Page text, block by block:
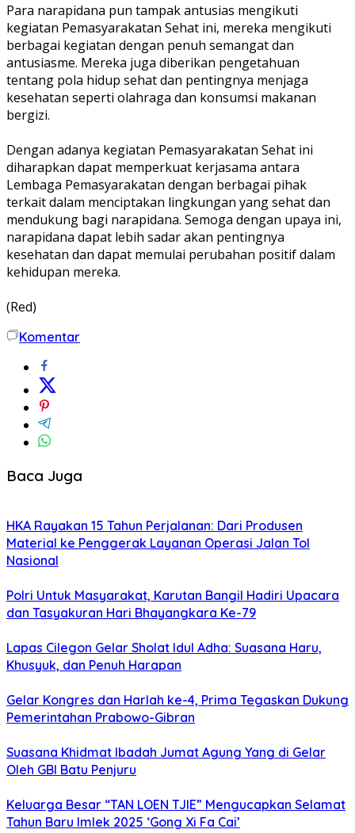
Para narapidana pun tampak antusias mengikuti
kegiatan Pemasyarakatan Sehat ini, mereka mengikuti
berbagai kegiatan dengan penuh semangat dan
antusiasme. Mereka juga diberikan pengetahuan
tentang pola hidup sehat dan pentingnya menjaga
kesehatan seperti olahraga dan konsumsi makanan
bergizi.
Dengan adanya kegiatan Pemasyarakatan Sehat ini
diharapkan dapat memperkuat kerjasama antara
Lembaga Pemasyarakatan dengan berbagai pihak
terkait dalam menciptakan lingkungan yang sehat dan
mendukung bagi narapidana. Semoga dengan upaya ini,
narapidana dapat lebih sadar akan pentingnya
kesehatan dan dapat memulai perubahan positif dalam
kehidupan mereka.
(Red)
Komentar
Baca Juga
HKA Rayakan 15 Tahun Perjalanan: Dari Produsen
Material ke Penggerak Layanan Operasi Jalan Tol
Nasional
Polri Untuk Masyarakat, Karutan Bangil Hadiri Upacara
dan Tasyakuran Hari Bhayangkara Ke-79
Lapas Cilegon Gelar Sholat Idul Adha: Suasana Haru,
Khusyuk, dan Penuh Harapan
Gelar Kongres dan Harlah ke-4, Prima Tegaskan Dukung
Pemerintahan Prabowo-Gibran
Suasana Khidmat Ibadah Jumat Agung Yang di Gelar
Oleh GBI Batu Penjuru
Keluarga Besar “TAN LOEN TJIE” Mengucapkan Selamat
Tahun Baru Imlek 2025 ‘Gong Xi Fa Cai’